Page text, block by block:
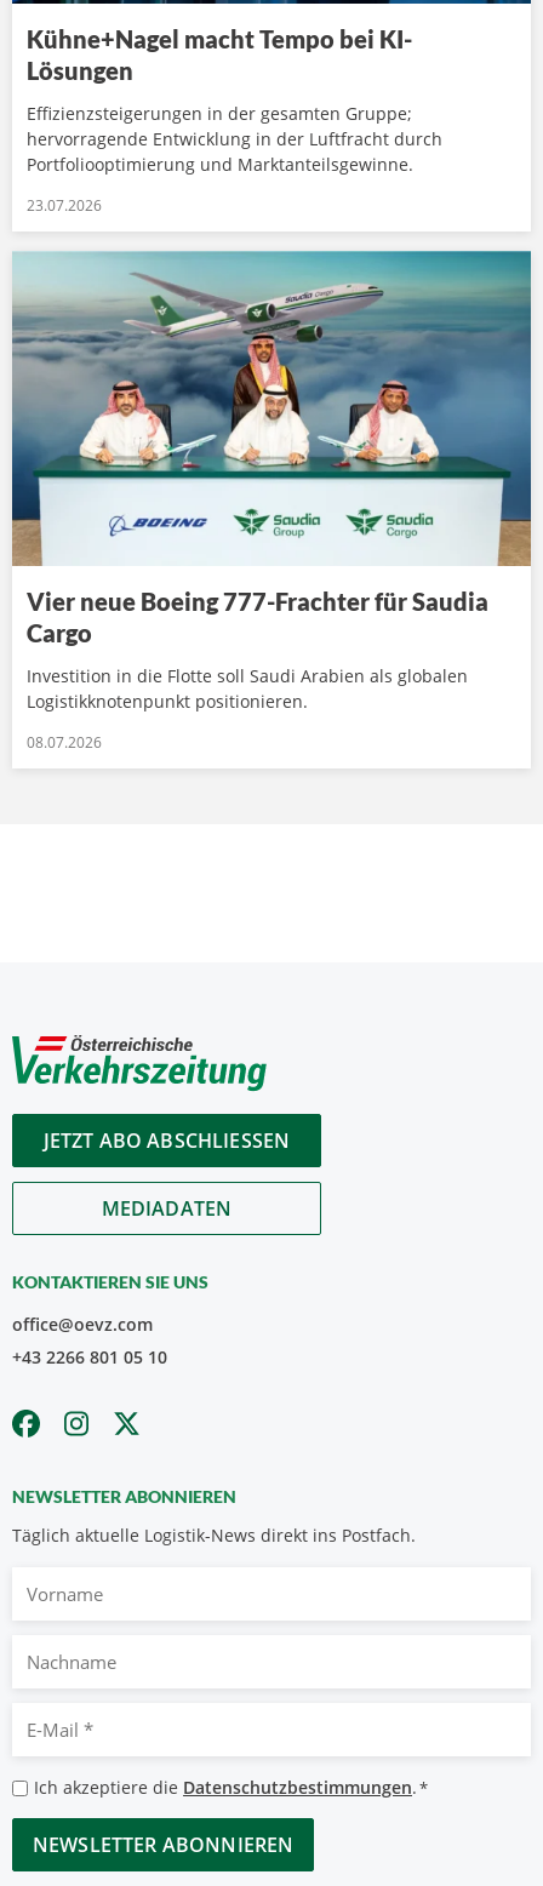
Kühne+Nagel macht Tempo bei KI-
Lösungen
Effizienzsteigerungen in der gesamten Gruppe;
hervorragende Entwicklung in der Luftfracht durch
Portfoliooptimierung und Marktanteilsgewinne.
23.07.2026
Vier neue Boeing 777-Frachter für Saudia
Cargo
Investition in die Flotte soll Saudi Arabien als globalen
Logistikknotenpunkt positionieren.
08.07.2026
JETZT ABO ABSCHLIESSEN
MEDIADATEN
KONTAKTIEREN SIE UNS
office@oevz.com
+43 2266 801 05 10
NEWSLETTER ABONNIEREN
Täglich aktuelle Logistik-News direkt ins Postfach.
Nachname
Mail
*
Datenschutzbestimmungen
*
Ich akzeptiere die Datenschutzbestimmungen.*
CAPTCHA